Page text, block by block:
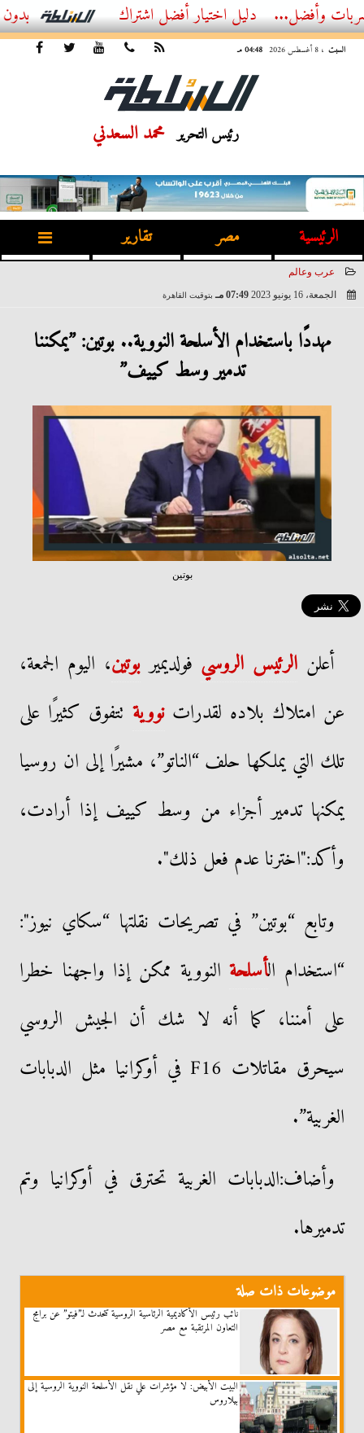
أفضل اشتراك IPTV بدون تقطيع 2026 – دليل المشاهد العصري
السبت ، 8 أغسطس 2026 04:48 مـ
رئيس التحرير محمد السعدني
الرئيسية مصر تقارير
عرب وعالم
الجمعة، 16 يونيو 2023
07:49 مـ بتوقيت القاهرة
مهددًا باستخدام الأسلحة النووية.. بوتين: ”يمكننا
تدمير وسط كييف”
بوتين
أعلن الرئيس الروسي فولديميربوتين، اليوم الجمعة،
عن امتلاك بلاده لقدراتنووية تتفوق كثيرًا على
تلك التي يملكها حلف “الناتو”، مشيرًا إلى ان روسيا
يمكنها تدمير أجزاء من وسط كييف إذا أرادت،
وأكد:"اخترنا عدم فعل ذلك".
وتابع “بوتين” في تصريحات نقلتها “سكاي نيوز":
“استخدام الأسلحةالنووية ممكن إذا واجهنا خطرا
على أمننا، كما أنه لا شك أن الجيش الروسي
سيحرق مقاتلات F16 في أوكرانيا مثل الدبابات
الغربية”.
وأضاف:الدبابات الغربية تحترق في أوكرانيا وتم
تدميرها.
موضوعات ذات صلة
نائب رئيس الأكاديمية الرئاسية الروسية تتحدث لـ”فيتو” عن برامج
التعاون المرتقبة مع مصر
البيت الأبيض: لا مؤشرات علي نقل الأسلحة النووية الروسية إلى
بيلاروس